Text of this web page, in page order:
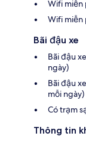
Wifi miễn
Wifi miễn
Bãi đậu xe
Bãi đậu
ngày)
Bãi đậu
mỗi ngày)
Có trạm
Thông tin